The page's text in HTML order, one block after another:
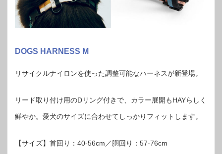
DOGS HARNESS M
リサイクルナイロンを使った調整可能なハーネスが新登場。
リード取り付け用のDリング付きで、カラー展開もHAYらしく
鮮やか。愛犬のサイズに合わせてしっかりフィットします。
【サイズ】首回り：40-56cm／胴回り：57-76cm